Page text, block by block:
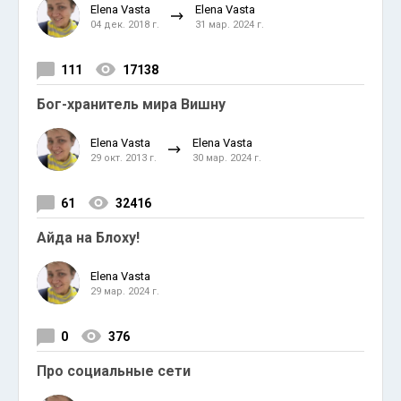
Elena Vasta
04 дек. 2018 г.
Elena Vasta
31 мар. 2024 г.
111 17138
Бог-хранитель мира Вишну
Elena Vasta
29 окт. 2013 г.
Elena Vasta
30 мар. 2024 г.
61 32416
Айда на Блоху!
Elena Vasta
29 мар. 2024 г.
0 376
Про социальные сети